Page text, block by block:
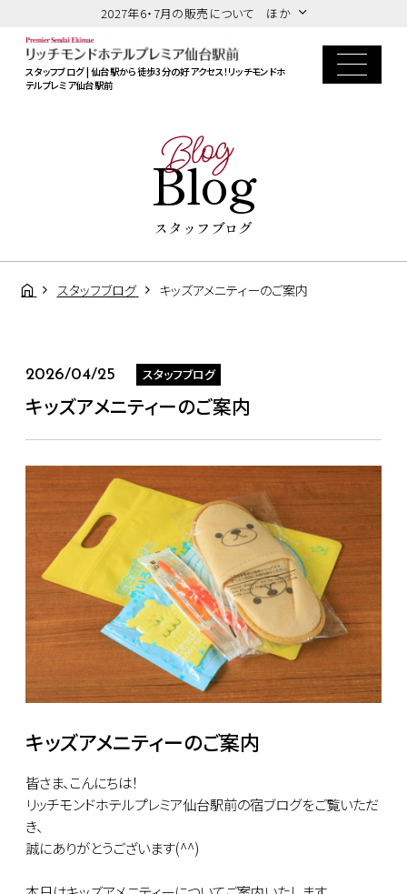
2027年6・7月の販売について ほか
スタッフブログ | 仙台駅から徒歩3分の好アクセス！リッチモンドホ
テルプレミア仙台駅前
Blog
Blog
スタッフブログ
スタッフブログ キッズアメニティーのご案内
2026/04/25 スタッフブログ
キッズアメニティーのご案内
キッズアメニティーのご案内
皆さま、こんにちは！
リッチモンドホテルプレミア仙台駅前の宿ブログをご覧いただ
き、
誠にありがとうございます(^^)